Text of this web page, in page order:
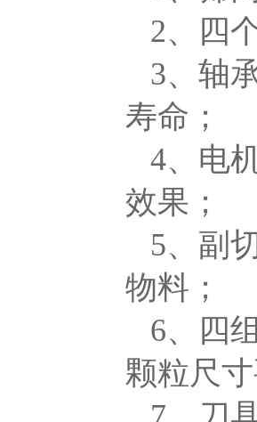
2、四
3、轴
寿命；
4、电
效果；
5、副
物料；
6、四
颗粒尺